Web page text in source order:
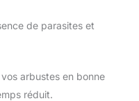
de parasites et
arbustes en bonne
réduit.